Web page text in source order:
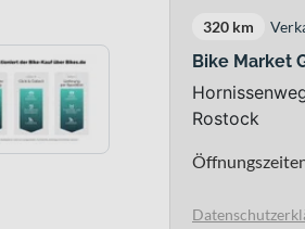
320 km
Bike Market
Rostock